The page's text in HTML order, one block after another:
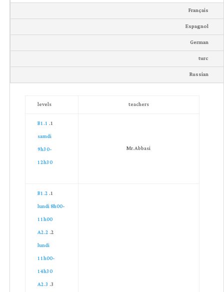
Français
Espagnol
German
turc
Russian
teachers
levels
Mr.Abbasi
B1.1
samdi
9h30-
12h30
B1.2
lundi 8h00-
11h00
A2.2
lundi
11h00-
14h30
A2.3